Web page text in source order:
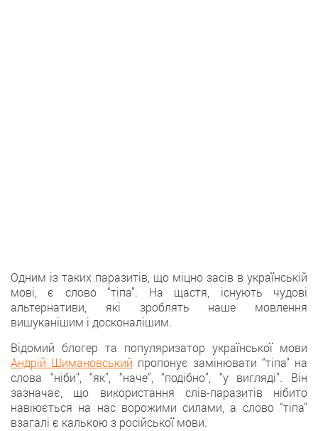
Одним із таких паразитів, що міцно засів в українській
мові, є слово “тіпа”. На щастя, існують чудові
альтернативи, які зроблять наше мовлення
вишуканішим і досконалішим.
Відомий блогер та популяризатор української мови
Андрій Шимановський пропонує замінювати “тіпа” на
слова “ніби”, “як”, “наче”, “подібно”, “у вигляді”. Він
зазначає, що використання слів-паразитів нібито
навіюється на нас ворожими силами, а слово “тіпа”
взагалі є калькою з російської мови.